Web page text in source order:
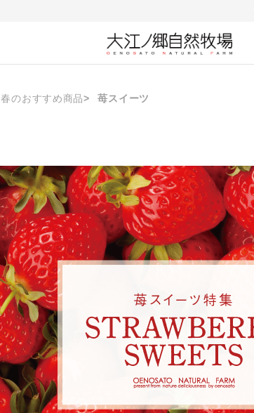
春のおすすめ商品 苺スイーツ